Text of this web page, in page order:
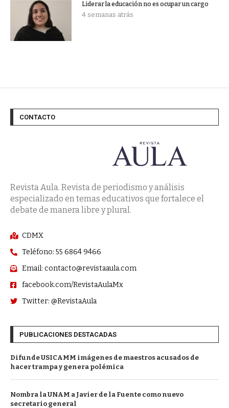
Liderar la educación no es ocupar un cargo
4 semanas atrás
CONTACTO
Revista Aula. Revista de periodismo y análisis
especializado en temas educativos que fortalece el
debate de manera libre y plural.
CDMX
Teléfono: 55 6864 9466
Email: contacto@revistaaula.com
facebook.com/RevistaAulaMx
Twitter: @RevistaAula
PUBLICACIONES DESTACADAS
Difunde USICAMM imágenes de maestros acusados de
hacer trampa y genera polémica
Nombra la UNAM a Javier de la Fuente como nuevo
secretario general